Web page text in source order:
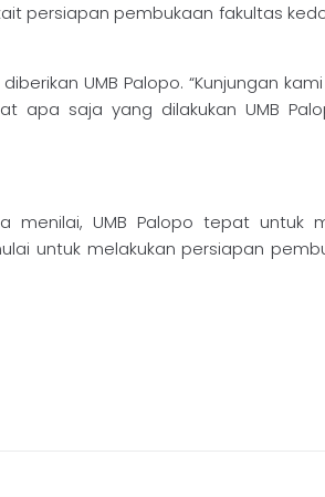
persiapan pembukaan fakultas
UMB Palopo. “Kunjungan
apa saja yang dilakukan UMB
menilai, UMB Palopo tepat untuk
untuk melakukan persiapan